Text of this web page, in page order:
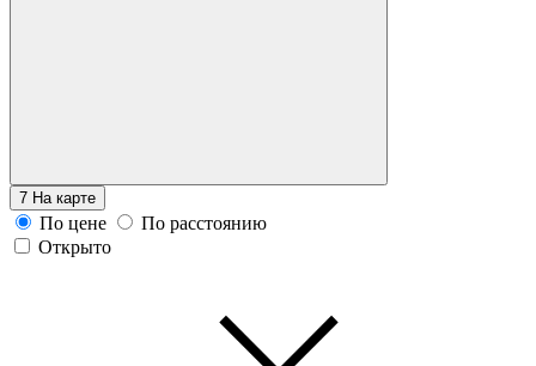
7 На карте
По цене
По расстоянию
Открыто